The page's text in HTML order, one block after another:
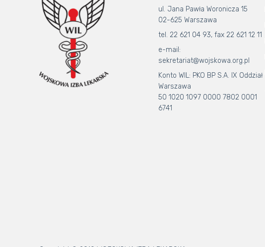
ul. Jana Pawła Woronicza 15
02-625 Warszawa
tel. 22 621 04 93, fax 22 621 12 11
e-mail:
sekretariat@wojskowa.org.pl
Konto WIL: PKO BP S.A. IX Oddział
Warszawa
50 1020 1097 0000 7802 0001
6741